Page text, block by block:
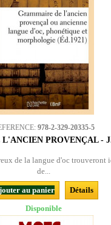
978-2-329-20335-5
PROVENÇAL -
de la langue d'oc trouveront
de...
au panier
Détails
Disponible